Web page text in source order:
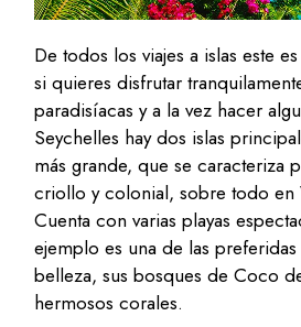
De todos los viajes a islas este
si quieres disfrutar
paradisíacas y a la vez hacer
Seychelles hay dos islas
más grande, que se caracteriza
criollo y colonial, sobre todo en
Cuenta con varias playas
ejemplo es una de las
belleza, sus bosques de Coco
hermosos corales.